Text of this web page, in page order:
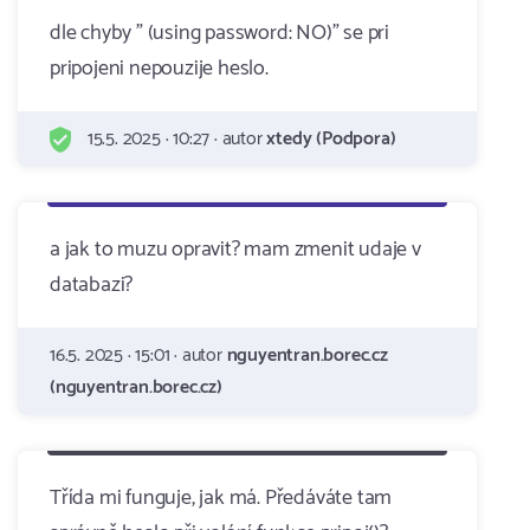
dle chyby " (using password: NO)" se pri
pripojeni nepouzije heslo.
15.5. 2025 · 10:27 · autorxtedy (Podpora)
a jak to muzu opravit? mam zmenit udaje v
databazi?
16.5. 2025 · 15:01 · autornguyentran.borec.cz
(nguyentran.borec.cz)
Třída mi funguje, jak má. Předáváte tam